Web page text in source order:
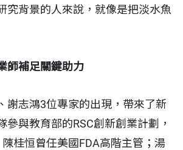
究背景的人來說，就像是把淡水魚
師補足關鍵助力
謝志鴻3位專家的出現，帶來了新
參與教育部的RSC創新創業計劃，
桂恒曾任美國FDA高階主管；湯